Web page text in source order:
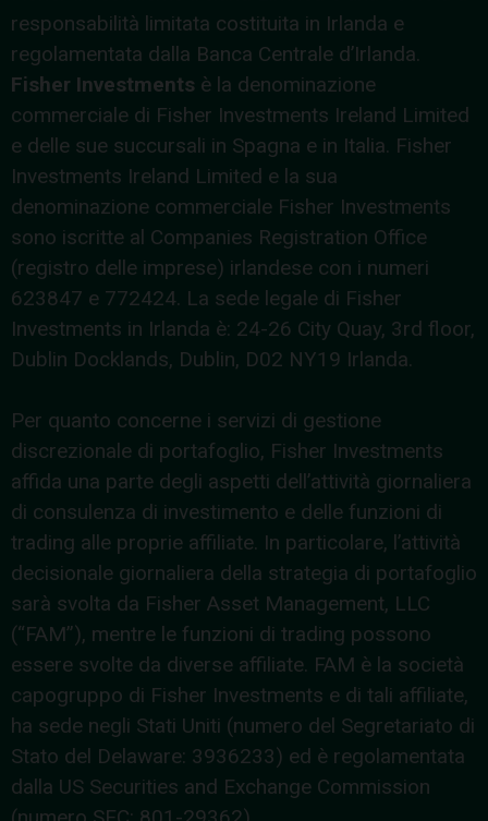
responsabilità limitata costituita in Irlanda e
regolamentata dalla Banca Centrale d’Irlanda.
Fisher Investments è la denominazione
commerciale di Fisher Investments Ireland Limited
e delle sue succursali in Spagna e in Italia. Fisher
Investments Ireland Limited e la sua
denominazione commerciale Fisher Investments
sono iscritte al Companies Registration Office
(registro delle imprese) irlandese con i numeri
623847 e 772424. La sede legale di Fisher
Investments in Irlanda è: 24-26 City Quay, 3rd floor,
Dublin Docklands, Dublin, D02 NY19 Irlanda.
Per quanto concerne i servizi di gestione
discrezionale di portafoglio, Fisher Investments
affida una parte degli aspetti dell’attività giornaliera
di consulenza di investimento e delle funzioni di
trading alle proprie affiliate. In particolare, l’attività
decisionale giornaliera della strategia di portafoglio
sarà svolta da Fisher Asset Management, LLC
(“FAM”), mentre le funzioni di trading possono
essere svolte da diverse affiliate. FAM è la società
capogruppo di Fisher Investments e di tali affiliate,
ha sede negli Stati Uniti (numero del Segretariato di
Stato del Delaware: 3936233) ed è regolamentata
dalla US Securities and Exchange Commission